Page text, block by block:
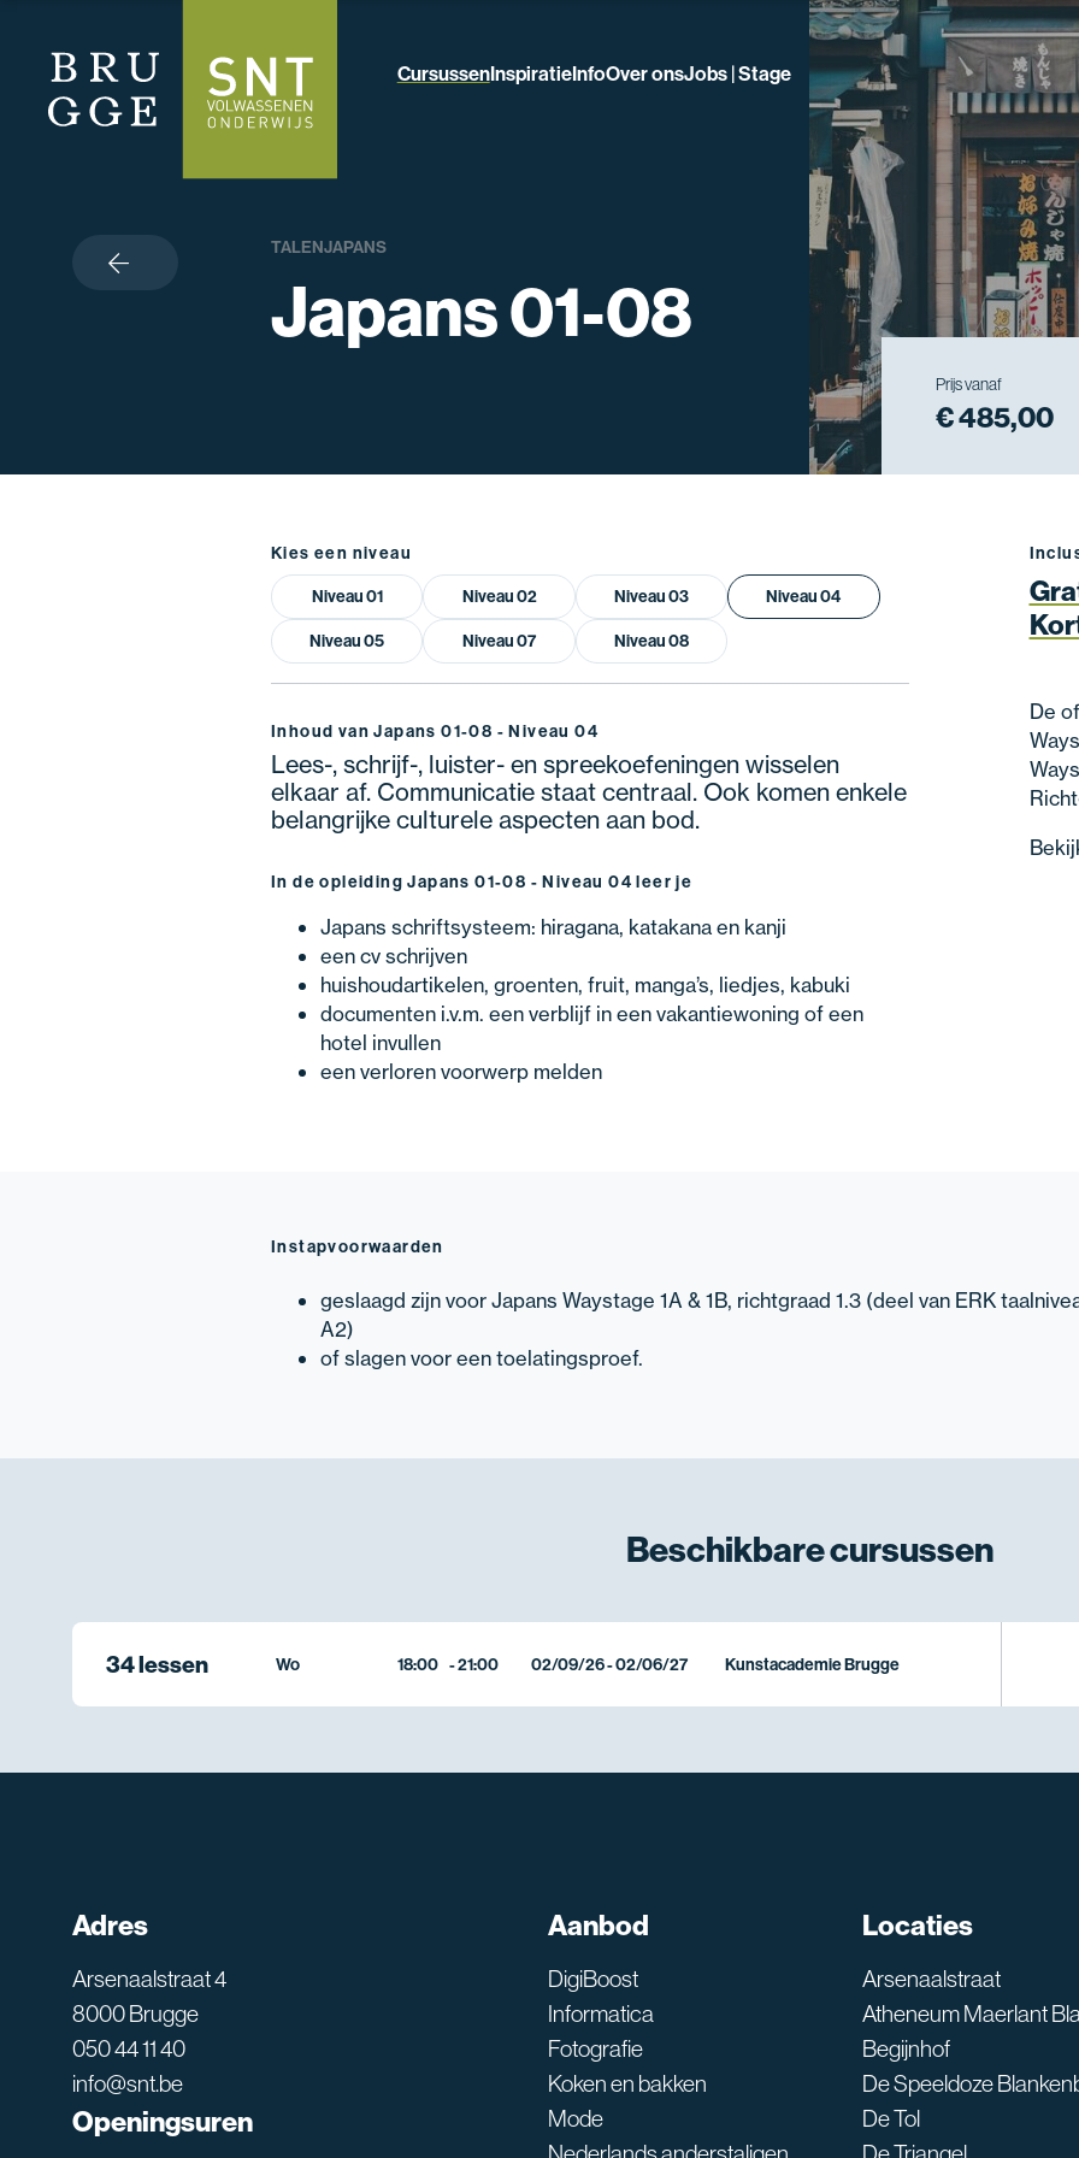
CursussenInspiratieInfoOver onsJobs | Stage
Prijs vanaf
€ 485,00
TALENJAPANS
Japans 01-08
Kies een niveau
Niveau 01 Niveau 02 Niveau 03 Niveau 04
Niveau 05 Niveau 07 Niveau 08
Inhoud van Japans 01-08 - Niveau 04
Lees-, schrijf-, luister- en spreekoefeningen wisselen
elkaar af. Communicatie staat centraal. Ook komen enkele
belangrijke culturele aspecten aan bod.
In de opleiding Japans 01-08 - Niveau 04 leer je
Japans schriftsysteem: hiragana, katakana en kanji
een cv schrijven
huishoudartikelen, groenten, fruit, manga’s, liedjes, kabuki
documenten i.v.m. een verblijf in een vakantiewoning of een
hotel invullen
een verloren voorwerp melden
De
Instapvoorwaarden
geslaagd zijn voor Japans Waystage 1A & 1B, richtgraad 1.3 (deel van ERK
A2)
of slagen voor een toelatingsproef.
Beschikbarecursussen
34 lessen Wo 18:00 -21:00 02/09/26 - 02/06/27 Kunstacademie Brugge
Adres
Arsenaalstraat 4
8000 Brugge
050 44 11 40
info@snt.be
Openingsuren
Aanbod
DigiBoost
Informatica
Fotografie
Koken en bakken
Mode
Locaties
Arsenaalstraat
Atheneum Maerlant
Begijnhof
De Speeldoze
De Tol
SNT assistent